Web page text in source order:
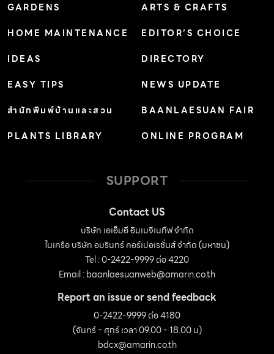
GARDENS
HOME MAINTENANCE
IDEAS
EASY TIPS
สำนักพิมพ์บ้านและสวน
PLANTS LIBRARY
ARTS & CRAFTS
EDITOR’S CHOICE
DIRECTORY
NEWS UPDATE
BAANLAESUAN FAIR
ONLINE PROGRAM
SUPPORT
Contact US
บริษัท เอเอ็มอี อิมเมจิเนทีฟ จำกัด
ในเครือ บริษัท อมรินทร์ คอร์เปอเรชั่นส์ จำกัด (มหาชน)
Tel : 0-2422-9999 ต่อ 4220
Email :baanlaesuanweb@amarin.co.th
Report an issue or send feedback
0-2422-9999 ต่อ 4180
(จันทร์ - ศุกร์ เวลา 09.00 - 18.00 น)
bdcx@amarin.co.th